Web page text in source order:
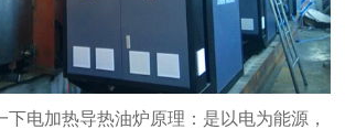
下电加热导热油炉原理：是以电为能源，